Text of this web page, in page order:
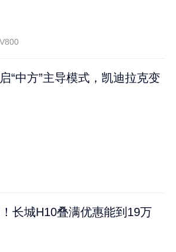
“中方”主导模式，凯迪拉克变
长城H10叠满优惠能到19万